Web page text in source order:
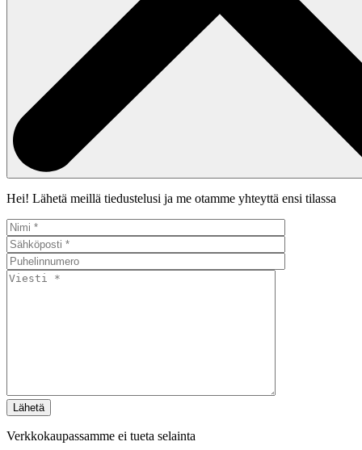
Hei! Lähetä meillä tiedustelusi ja me otamme yhteyttä ensi tilassa
Verkkokaupassamme ei tueta selainta